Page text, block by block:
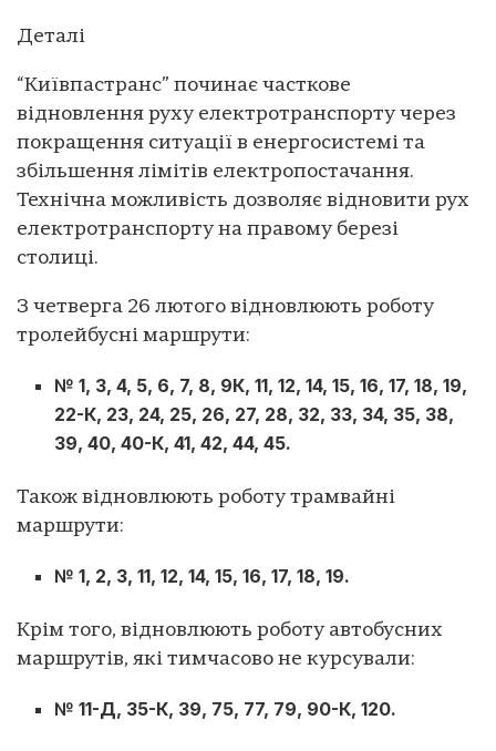
Деталі
“Київпастранс” починає часткове
відновлення руху електротранспорту через
покращення ситуації в енергосистемі та
збільшення лімітів електропостачання.
Технічна можливість дозволяє відновити рух
електротранспорту на правому березі
столиці.
З четверга 26 лютого відновлюють роботу
тролейбусні маршрути:
№ 1, 3, 4, 5, 6, 7, 8, 9К, 11, 12, 14, 15, 16, 17, 18, 19,
22-К, 23, 24, 25, 26, 27, 28, 32, 33, 34, 35, 38,
39, 40, 40-К, 41, 42, 44, 45.
Також відновлюють роботу трамвайні
маршрути:
№ 1, 2, 3, 11, 12, 14, 15, 16, 17, 18, 19.
Крім того, відновлюють роботу автобусних
маршрутів, які тимчасово не курсували:
№ 11-Д, 35-К, 39, 75, 77, 79, 90-К, 120.